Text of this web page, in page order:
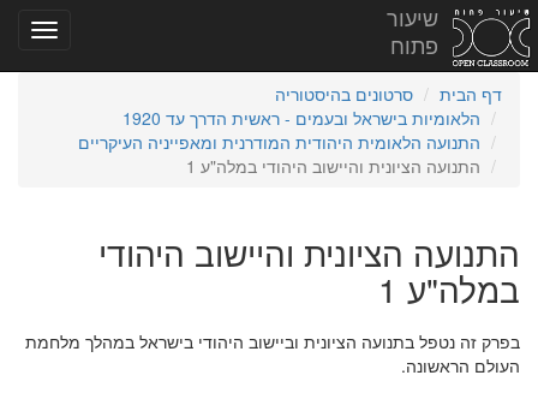
שיעור
פתוח
דף הבית
סרטונים בהיסטוריה
הלאומיות בישראל ובעמים - ראשית הדרך עד 1920
התנועה הלאומית היהודית המודרנית ומאפייניה העיקריים
התנועה הציונית והיישוב היהודי במלה"ע 1
התנועה הציונית והיישוב היהודי
במלה"ע 1
בפרק זה נטפל בתנועה הציונית וביישוב היהודי בישראל במהלך מלחמת
העולם הראשונה.